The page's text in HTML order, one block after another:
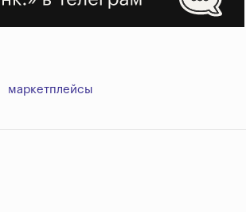
маркетплейсы